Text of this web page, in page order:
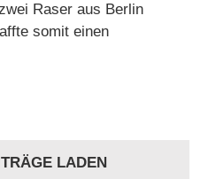
Raser aus Berlin
somit einen
LADEN